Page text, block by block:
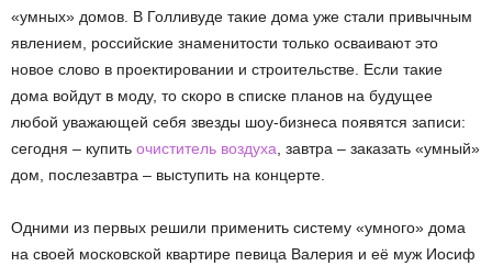
«умных» домов. В Голливуде такие дома уже стали привычным
явлением, российские знаменитости только осваивают это
новое слово в проектировании и строительстве. Если такие
дома войдут в моду, то скоро в списке планов на будущее
любой уважающей себя звезды шоу-бизнеса появятся записи:
сегодня – купить очиститель воздуха , завтра – заказать «умный»
дом, послезавтра – выступить на концерте.
Одними из первых решили применить систему «умного» дома
на своей московской квартире певица Валерия и её муж Иосиф